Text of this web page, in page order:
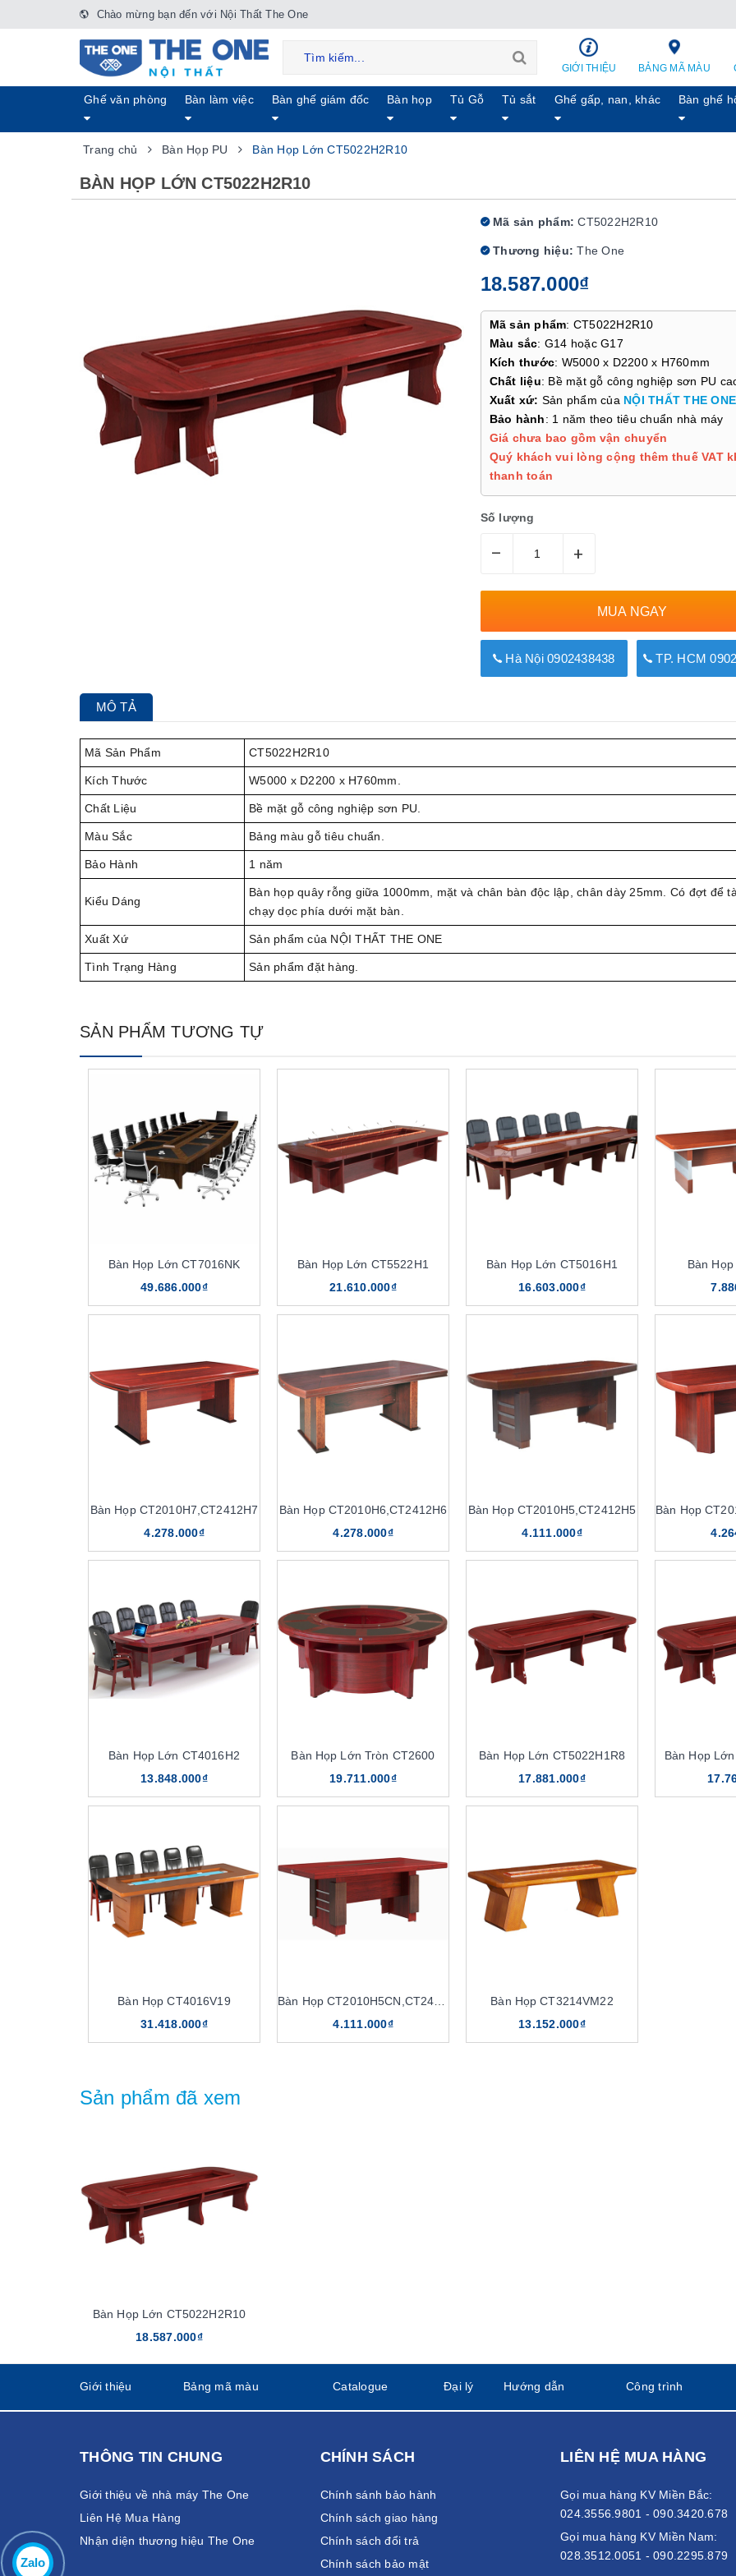
Chào mừng bạn đến với Nội Thất The One
GIỚI THIỆU BẢNG MÃ MÀU
Ghế văn phòng Bàn làm việc Bàn ghế giám đốc Bàn họp Tủ Gỗ Tủ sắt Ghế gấp, nan, khác Bàn ghế
Trang chủ Bàn Họp PU Bàn Họp Lớn CT5022H2R10
BÀN HỌP LỚN CT5022H2R10
Mã sản phẩm: CT5022H2R10
Thương hiệu: The One
18.587.000₫
Mã sản phẩm: CT5022H2R10
Màu sắc: G14 hoặc G17
Kích thước: W5000 x D2200 x H760mm
Chất liệu: Bề mặt gỗ công nghiệp sơn PU
Xuất xứ: Sản phẩm của NỘI THẤT THE ONE
Bảo hành: 1 năm theo tiêu chuẩn nhà máy
Giá chưa bao gồm vận chuyển
Quý khách vui lòng cộng thêm thuế VAT
thanh toán
Số lượng
– +
MUA NGAY
Hà Nội 0902438438 TP. HCM
MÔ TẢ
Mã Sản Phẩm CT5022H2R10
Kích Thước W5000 x D2200 x H760mm.
Chất Liệu Bề mặt gỗ công nghiệp sơn PU.
Màu Sắc Bảng màu gỗ tiêu chuẩn.
Bảo Hành 1 năm
Kiểu Dáng
Bàn họp quây rỗng giữa 1000mm, mặt và chân bàn độc lập, chân dày 25mm. Có đợt để
chạy dọc phía dưới mặt bàn.
Xuất Xứ Sản phẩm của NỘI THẤT THE ONE
Tình Trạng Hàng Sản phẩm đặt hàng.
SẢN PHẨM TƯƠNG TỰ
Bàn Họp Lớn CT7016NK
49.686.000₫
Bàn Họp Lớn CT5522H1
21.610.000₫
Bàn Họp Lớn CT5016H1
16.603.000₫
Bàn
Bàn Họp CT2010H7,CT2412H7
4.278.000₫
Bàn Họp CT2010H6,CT2412H6
4.278.000₫
Bàn Họp CT2010H5,CT2412H5
4.111.000₫
Bàn Họp Lớn CT4016H2
13.848.000₫
Bàn Họp Lớn Tròn CT2600
19.711.000₫
Bàn Họp Lớn CT5022H1R8
17.881.000₫
Bàn Họp
Bàn Họp CT4016V19
31.418.000₫
Bàn Họp CT2010H5CN,CT2412H5CN
4.111.000₫
Bàn Họp CT3214VM22
13.152.000₫
Sản phẩm đã xem
Bàn Họp Lớn CT5022H2R10
18.587.000₫
Giới thiệu Bảng mã màu Catalogue Đại lý Hướng dẫn Công trình
THÔNG TIN CHUNG
Giới thiệu về nhà máy The One
Liên Hệ Mua Hàng
Nhận diện thương hiệu The One
CHÍNH SÁCH
Chính sánh bảo hành
Chính sách giao hàng
Chính sách đổi trả
Chính sách bảo mật
LIÊN HỆ MUA HÀNG
Gọi mua hàng KV Miền Bắc:
024.3556.9801 - 090.3420.678
Gọi mua hàng KV Miền Nam:
028.3512.0051 - 090.2295.879
Zalo